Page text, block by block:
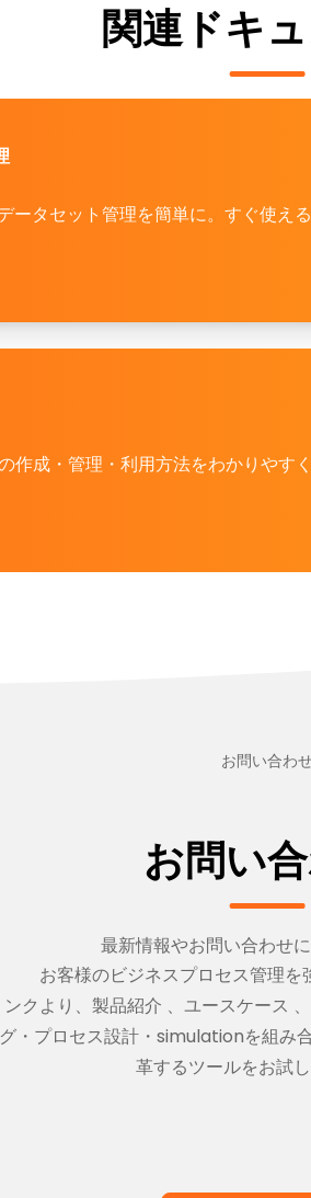
関連ドキ
タセット管理を簡単に。すぐ使える
成・管理・利用方法をわかりやすく
お問い合わ
お問い
最新情報やお問い合わせ
お客様のビジネスプロセス管理を
クより、 製品紹介 、 ユースケース 、
・プロセス設計・simulationを組
革するツールをお試し